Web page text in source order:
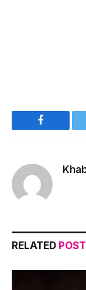
Facebook
RELATED